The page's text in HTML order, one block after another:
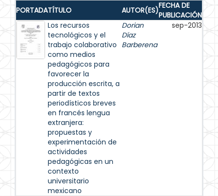
PORTADATÍTULO AUTOR(ES)FECHA DE
PUBLICACIÓN
Los recursos
tecnológicos y el
trabajo colaborativo
como medios
pedagógicos para
favorecer la
producción escrita, a
partir de textos
periodísticos breves
en francés lengua
extranjera:
propuestas y
experimentación de
actividades
pedagógicas en un
contexto
universitario
mexicano
Dorian
Díaz
Barberena
sep-2013